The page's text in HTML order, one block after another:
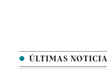
ÚLTIMAS